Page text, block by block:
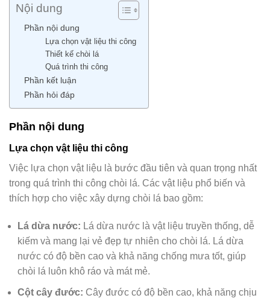
Nội dung
Phần nội dung
Lựa chọn vật liệu thi công
Thiết kế chòi lá
Quá trình thi công
Phần kết luận
Phần hỏi đáp
Phần nội dung
Lựa chọn vật liệu thi công
Việc lựa chọn vật liệu là bước đầu tiên và quan trọng nhất
trong quá trình thi công chòi lá. Các vật liệu phổ biến và
thích hợp cho việc xây dựng chòi lá bao gồm:
Lá dừa nước: Lá dừa nước là vật liệu truyền thống, dễ
kiếm và mang lại vẻ đẹp tự nhiên cho chòi lá. Lá dừa
nước có độ bền cao và khả năng chống mưa tốt, giúp
chòi lá luôn khô ráo và mát mẻ.
Cột cây đước: Cây đước có độ bền cao, khả năng chịu